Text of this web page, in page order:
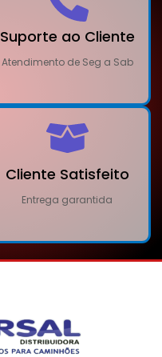
Suporte ao Cliente
Atendimento de Seg a Sab
Cliente Satisfeito
Entrega garantida